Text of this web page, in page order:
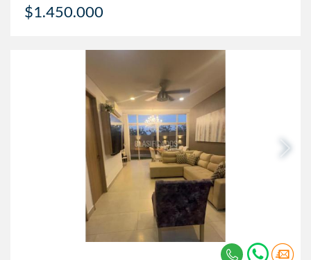
$1.450.000